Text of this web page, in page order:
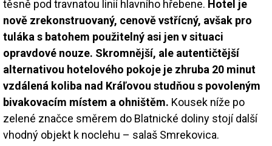
těsně pod travnatou linií hlavního hřebene. Hotel je
nově zrekonstruovaný, cenově vstřícný, avšak pro
tuláka s batohem použitelný asi jen v situaci
opravdové nouze. Skromnější, ale autentičtější
alternativou hotelového pokoje je zhruba 20 minut
vzdálená koliba nad Kráľovou studňou s povoleným
bivakovacím místem a ohništěm. Kousek níže po
zelené značce směrem do Blatnické doliny stojí další
vhodný objekt k noclehu – salaš Smrekovica.